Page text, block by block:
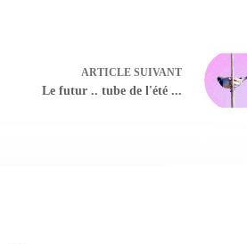
ARTICLESUIVANT
Le futur .. tube de l'été ...